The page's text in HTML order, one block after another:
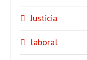
Justicia
laboral